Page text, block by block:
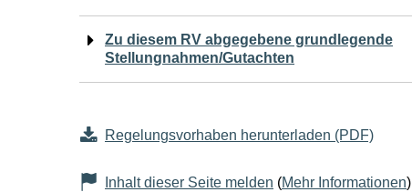
Zu diesem RV abgegebene grundlegende
Stellungnahmen/Gutachten
Regelungsvorhaben herunterladen (PDF)
Inhalt dieser Seite melden (Mehr Informationen)